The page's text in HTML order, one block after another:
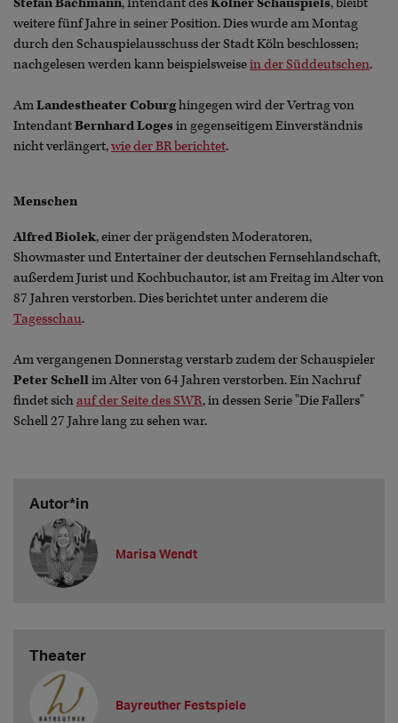
Stefan Bachmann, Intendant desKölner Schauspiels, bleibt
weitere fünf Jahre in seiner Position. Dies wurde am Montag
durch den Schauspielausschuss der Stadt Köln beschlossen;
nachgelesen werden kann beispielsweisein der Süddeutschen.
AmLandestheater Coburghingegen wird der Vertrag von
IntendantBernhard Logesin gegenseitigem Einverständnis
nicht verlängert,wie der BR berichtet.
Menschen
Alfred Biolek, einer der prägendsten Moderatoren,
Showmaster und Entertainer der deutschen Fernsehlandschaft,
außerdem Jurist und Kochbuchautor, ist am Freitag im Alter von
87 Jahren verstorben. Dies berichtet unter anderem die
Tagesschau.
Am vergangenen Donnerstag verstarb zudem der Schauspieler
Peter Schellim Alter von 64 Jahren verstorben. Ein Nachruf
findet sichauf der Seite des SWR, in dessen Serie "Die Fallers"
Schell 27 Jahre lang zu sehen war.
Autor*in
Marisa Wendt
Theater
Bayreuther Festspiele